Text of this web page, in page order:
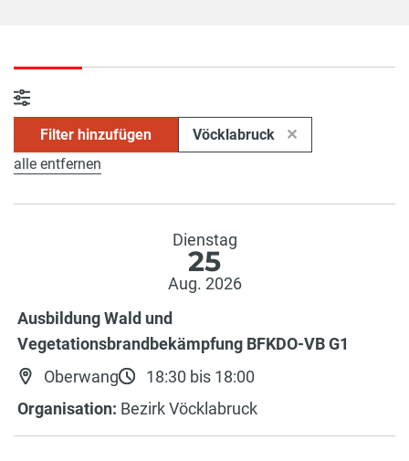
Filter hinzufügen
Vöcklabruck
alle entfernen
Dienstag
25
Aug. 2026
Ausbildung Wald und
Vegetationsbrandbekämpfung BFKDO-VB G1
Oberwang
18:30 bis 18:00
Organisation: Bezirk Vöcklabruck